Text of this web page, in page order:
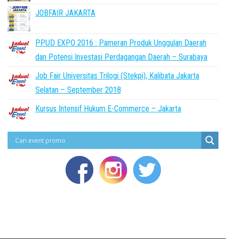
JOBFAIR JAKARTA
PPUD EXPO 2016 : Pameran Produk Unggulan Daerah
dan Potensi Investasi Perdagangan Daerah – Surabaya
Job Fair Universitas Trilogi (Stekpi), Kalibata Jakarta
Selatan – September 2018
Kursus Intensif Hukum E-Commerce – Jakarta